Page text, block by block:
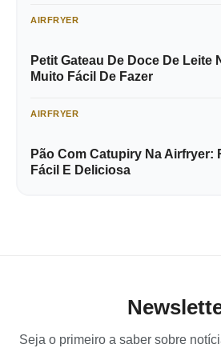
AIRFRYER
Petit Gateau De Doce De Leite
Muito Fácil De Fazer
AIRFRYER
Pão Com Catupiry Na Airfryer:
Fácil E Deliciosa
Seja o primeiro a saber sobre